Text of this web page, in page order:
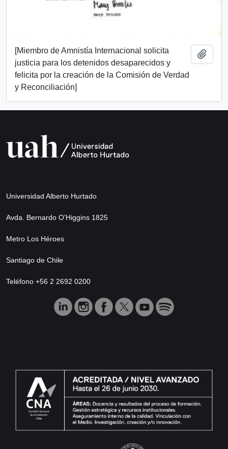
[Miembro de Amnistía Internacional solicita
justicia para los detenidos desaparecidos y
felicita por la creación de la Comisión de Verdad
y Reconciliación]
Universidad Alberto Hurtado
Avda. Bernardo O’Higgins 1825
Metro Los Héroes
Santiago de Chile
Teléfono +56 2 2692 0200